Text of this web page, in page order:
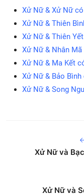
Xử Nữ & Xử Nữ
Xử Nữ & Thiên
Xử Nữ & Thiên
Xử Nữ & Nhân
Xử Nữ & Ma Kết
Xử Nữ & Bảo
Xử Nữ & Song
Xử Nữ và
Xử Nữ và